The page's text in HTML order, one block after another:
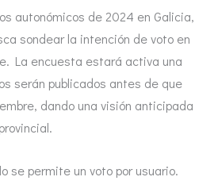
autonómicos de 2024 en Galicia,
sondear la intención de voto en
La encuesta estará activa una
serán publicados antes de que
dando una visión anticipada
se permite un voto por usuario.